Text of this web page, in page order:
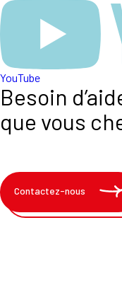
YouTube
Besoin
que vous
Contactez-nous